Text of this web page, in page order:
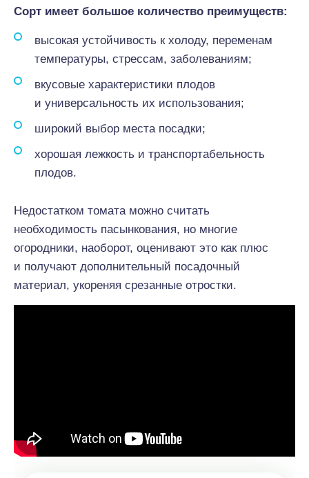
Сорт имеет большое количество преимуществ:
высокая устойчивость к холоду, переменам
температуры, стрессам, заболеваниям;
вкусовые характеристики плодов
и универсальность их использования;
широкий выбор места посадки;
хорошая лежкость и транспортабельность
плодов.
Недостатком томата можно считать
необходимость пасынкования, но многие
огородники, наоборот, оценивают это как плюс
и получают дополнительный посадочный
материал, укореняя срезанные отростки.